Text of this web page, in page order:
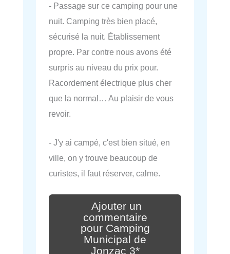
- Passage sur ce camping pour une
nuit. Camping très bien placé,
sécurisé la nuit. Établissement
propre. Par contre nous avons été
surpris au niveau du prix pour.
Racordement électrique plus cher
que la normal… Au plaisir de vous
revoir.
- J'y ai campé, c'est bien situé, en
ville, on y trouve beaucoup de
curistes, il faut réserver, calme.
Ajouter un
commentaire
pour Camping
Municipal de
Jonzac 3*